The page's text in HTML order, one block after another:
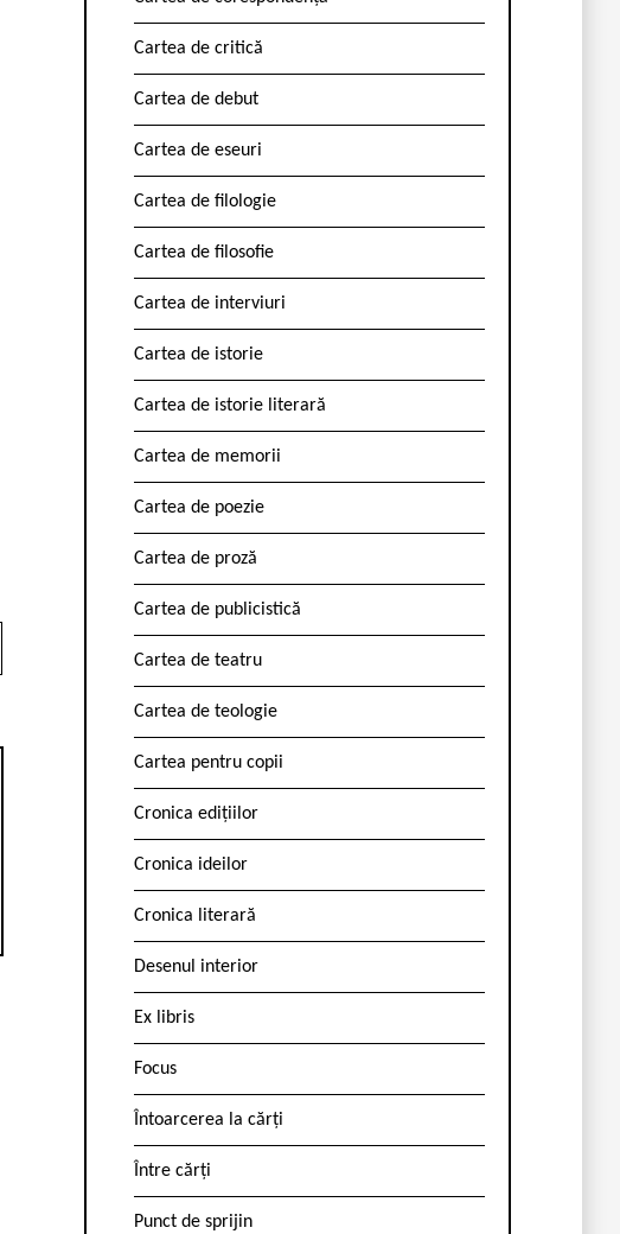
Cartea de critică
Cartea de debut
Cartea de eseuri
Cartea de filologie
Cartea de filosofie
Cartea de interviuri
Cartea de istorie
Cartea de istorie literară
Cartea de memorii
Cartea de poezie
Cartea de proză
Cartea de publicistică
Cartea de teatru
Cartea de teologie
Cartea pentru copii
Cronica edițiilor
Cronica ideilor
Cronica literară
Desenul interior
Ex libris
Focus
Întoarcerea la cărți
Între cărți
Punct de sprijin